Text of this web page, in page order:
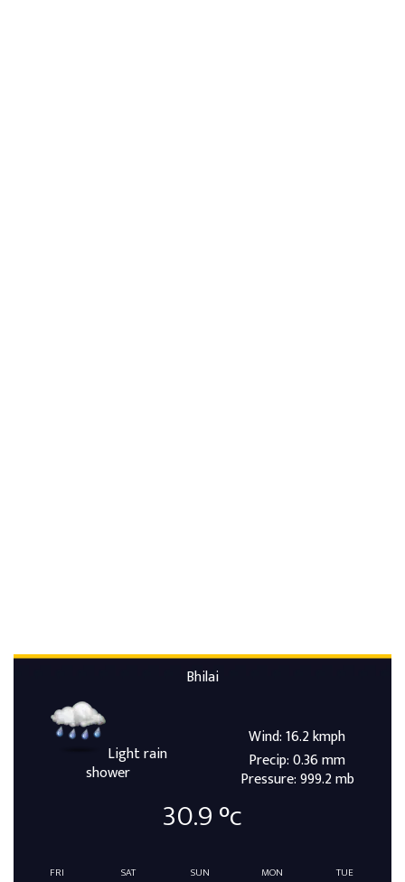
Bhilai
Light rain
shower
Wind: 16.2 kmph
Precip: 0.36 mm
Pressure: 999.2 mb
30.9°c
FRI SAT SUN MON TUE